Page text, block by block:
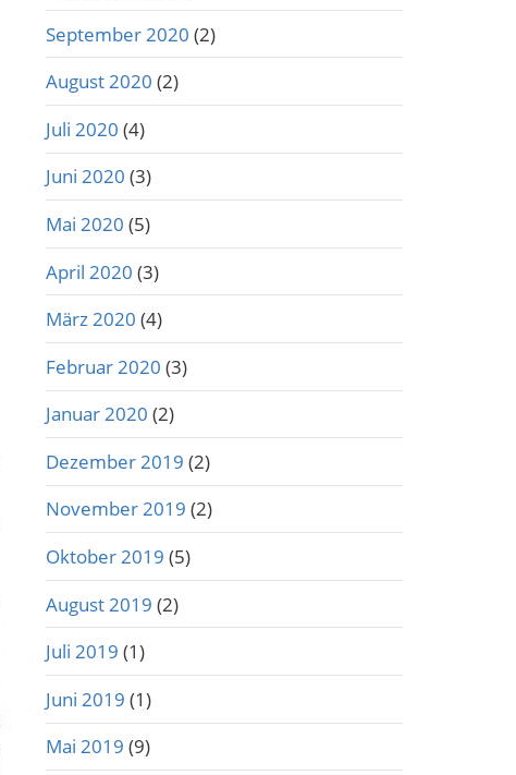
September 2020 (2)
August 2020 (2)
Juli 2020 (4)
Juni 2020 (3)
Mai 2020 (5)
April 2020 (3)
März 2020 (4)
Februar 2020 (3)
Januar 2020 (2)
Dezember 2019 (2)
November 2019 (2)
Oktober 2019 (5)
August 2019 (2)
Juli 2019 (1)
Juni 2019 (1)
Mai 2019 (9)